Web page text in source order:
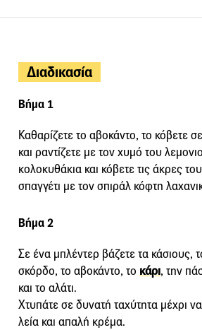
Διαδικασία
Βήμα 1
Καθαρίζετε το αβοκάντο, το κόβετε
και ραντίζετε με τον χυμό του
κολοκυθάκια και κόβετε τις άκρες
σπαγγέτι με τον σπιράλ κόφτη
Βήμα 2
Σε ένα μπλέντερ βάζετε τα κάσιους,
σκόρδο, το αβοκάντο, το κάρι, την
και το αλάτι.
Χτυπάτε σε δυνατή ταχύτητα μέχρι
λεία και απαλή κρέμα.